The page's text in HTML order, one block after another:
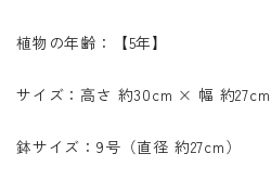
植物の年齢：【5年】
サイズ：高さ 約30cm × 幅 約27cm
鉢サイズ：9号（直径 約27cm）